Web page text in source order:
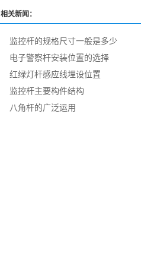
相关新闻：
监控杆的规格尺寸一般是多少
电子警察杆安装位置的选择
红绿灯杆感应线埋设位置
监控杆主要构件结构
八角杆的广泛运用